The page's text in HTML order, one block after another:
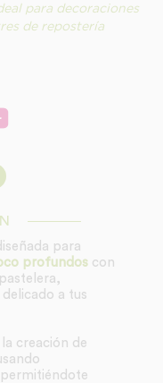
para decoraciones
de repostería
para
profundoscon
a tus
creación de